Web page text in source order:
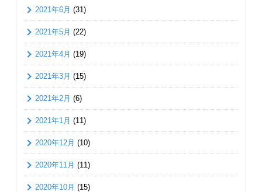
2021年6月 (31)
2021年5月 (22)
2021年4月 (19)
2021年3月 (15)
2021年2月 (6)
2021年1月 (11)
2020年12月 (10)
2020年11月 (11)
2020年10月 (15)